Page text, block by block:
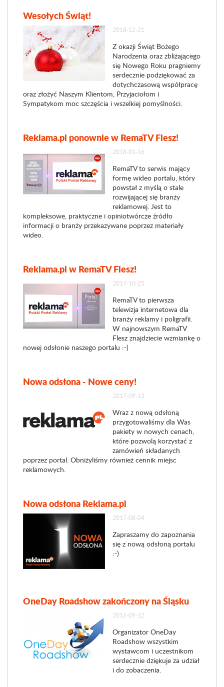
Wesołych Świąt!
2018-12-21
Z okazji Świąt Bożego
Narodzenia oraz zbliżającego
się Nowego Roku pragniemy
serdecznie podziękować za
dotychczasową współpracę
oraz złożyć Naszym Klientom, Przyjaciołom i
Sympatykom moc szczęścia i wszelkiej pomyślności.
Reklama.pl ponownie w RemaTV Flesz!
2018-01-16
RemaTV to serwis mający
formę wideo portalu, który
powstał z myślą o stale
rozwijającej się branży
reklamowej. Jest to
kompleksowe, praktyczne i opiniotwórcze źródło
informacji o branży przekazywane poprzez materiały
wideo.
Reklama.pl w RemaTV Flesz!
2017-10-25
RemaTV to pierwsza
telewizja internetowa dla
branży reklamy i poligrafii.
W najnowszym RemaTV
Flesz znajdziecie wzmiankę o
nowej odsłonie naszego portalu :-)
Nowa odsłona - Nowe ceny!
2017-09-13
Wraz z nową odsłoną
przygotowaliśmy dla Was
pakiety w nowych cenach,
które pozwolą korzystać z
zamówień składanych
poprzez portal. Obniżyliśmy również cennik miejsc
reklamowych.
Nowa odsłona Reklama.pl
2017-08-04
Zapraszamy do zapoznania
się z nową odsłoną portalu
:-)
OneDay Roadshow zakończony na Śląsku
2016-09-12
Organizator OneDay
Roadshow wszystkim
wystawcom i uczestnikom
serdecznie dziękuje za udział
i do zobaczenia.